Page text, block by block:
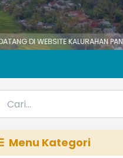
KALURAHAN PANDOWAN
Menu Kategori